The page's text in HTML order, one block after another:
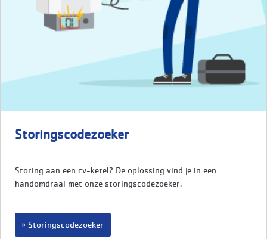
Storingscodezoeker
Storing aan een cv-ketel? De oplossing vind je in een
handomdraai met onze storingscodezoeker.
Storingscodezoeker